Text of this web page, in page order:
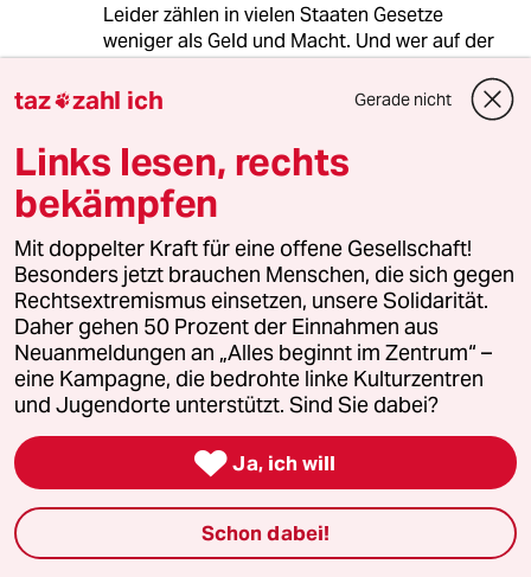
Leider zählen in vielen Staaten Gesetze
weniger als Geld und Macht. Und wer auf der
Einhaltung der Gesetze, vor allem wenn sie sich
für Tiere und gegen Tierwualprodukte wenden,
besteht, der ist für solche Regierungen gern
der "Terrorist", der ihre schmutzigen Geschäfte
stört.
Erstaunlich genug: Deutschland macht sich
zum Helfershelfer solcher kriminellen
Regierungen, und deutsche Zeitungsleser sind
blöd genug, auf die durchsichtige Masche
dieser konstruierten Vorwürfe von vor 10
Jahren, noch dazu ohne dass ein Mensch zu
Schaden kam, hereinzufallen.
Am besten wegschauen, wenn jemand Gesetze
bricht, Tiere quält oder gar Menschen, nicht?
Das haben die braven Deutschen in der
Nazizeit auch gekonnt. Und offenbar finden
sie's immer noch gut.
taz zahl ich Gerade nicht
Links lesen, rechts
bekämpfen
Mit doppelter Kraft für eine offene Gesellschaft!
Besonders jetzt brauchen Menschen, die sich gegen
Rechtsextremismus einsetzen, unsere Solidarität.
Daher gehen 50 Prozent der Einnahmen aus
Neuanmeldungen an „Alles beginnt im Zentrum“ –
eine Kampagne, die bedrohte linke Kulturzentren
und Jugendorte unterstützt. Sind Sie dabei?
 Ja, ich will
Schon dabei!